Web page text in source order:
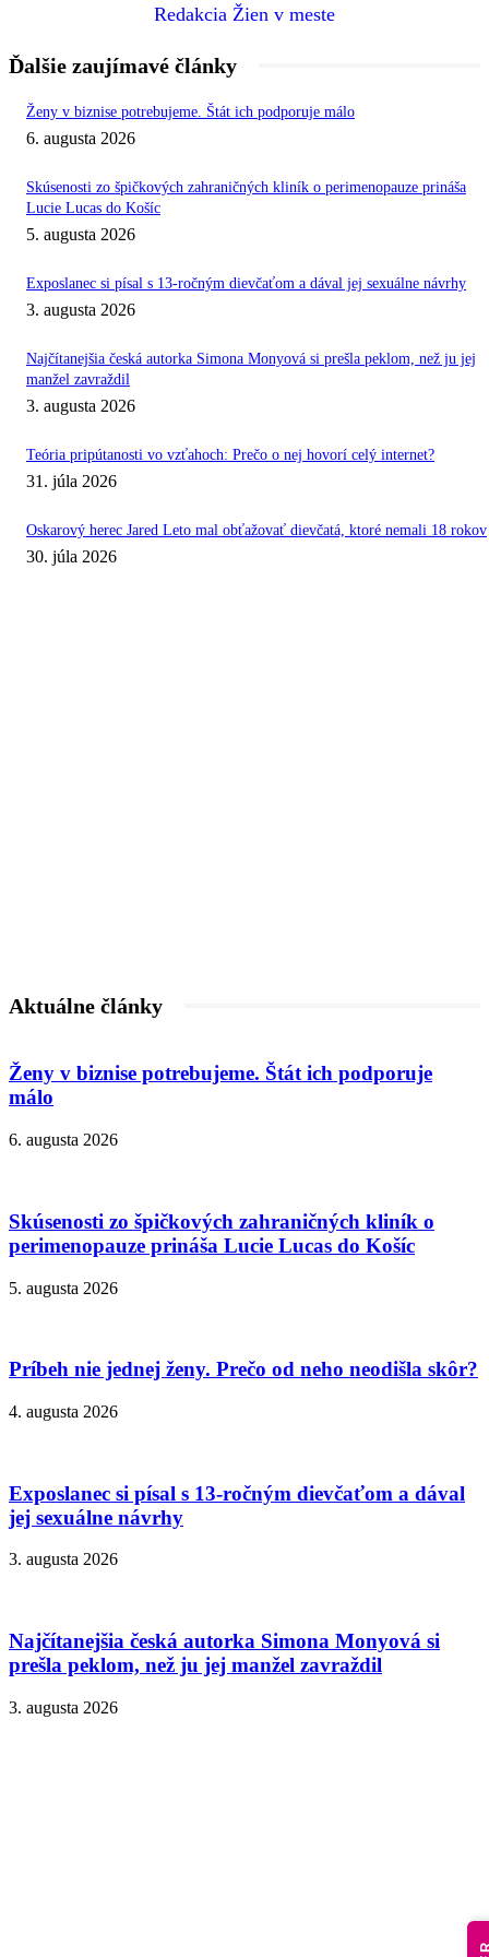
Redakcia Žien v meste
Ďalšie zaujímavé články
Ženy v biznise potrebujeme. Štát ich podporuje málo
6. augusta 2026
Skúsenosti zo špičkových zahraničných kliník o perimenopauze prináša
Lucie Lucas do Košíc
5. augusta 2026
Exposlanec si písal s 13-ročným dievčaťom a dával jej sexuálne návrhy
3. augusta 2026
Najčítanejšia česká autorka Simona Monyová si prešla peklom, než ju jej
manžel zavraždil
3. augusta 2026
Teória pripútanosti vo vzťahoch: Prečo o nej hovorí celý internet?
31. júla 2026
Oskarový herec Jared Leto mal obťažovať dievčatá, ktoré nemali 18 rokov
30. júla 2026
Aktuálne články
Ženy v biznise potrebujeme. Štát ich podporuje
málo
6. augusta 2026
Skúsenosti zo špičkových zahraničných kliník o
perimenopauze prináša Lucie Lucas do Košíc
5. augusta 2026
Príbeh nie jednej ženy. Prečo od neho neodišla skôr?
4. augusta 2026
Exposlanec si písal s 13-ročným dievčaťom a dával
jej sexuálne návrhy
3. augusta 2026
Najčítanejšia česká autorka Simona Monyová si
prešla peklom, než ju jej manžel zavraždil
3. augusta 2026